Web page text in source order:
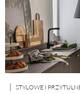
STYLOWE I